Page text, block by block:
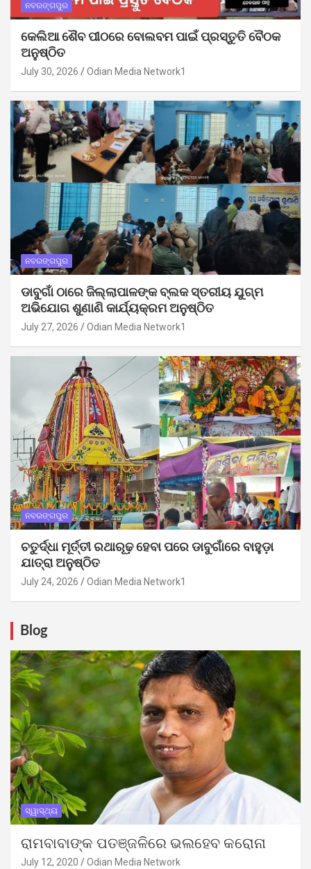
ନବରଙ୍ଗପୁର
କେଲିଆ ଶୈବ ପୀଠରେ ବୋଲବମ ପାଇଁ ପ୍ରସ୍ତୁତି ବୈଠକ
ଅନୁଷ୍ଠିତ
July 30, 2026 Odian Media Network1
ନବରଙ୍ଗପୁର
ଡାବୁଗାଁ ଠାରେ ଜିଲ୍ଲାପାଳଙ୍କ ବ୍ଲକ ସ୍ତରୀୟ ଯୁଗ୍ମ
ଅଭିଯୋଗ ଶୁଣାଣି କାର୍ଯ୍ୟକ୍ରମ ଅନୁଷ୍ଠିତ
July 27, 2026 Odian Media Network1
ନବରଙ୍ଗପୁର
ଚତୁର୍ଦ୍ଧା ମୂର୍ତ୍ତୀ ରଥାରୂଢ଼ ହେବା ପରେ ଡାବୁଗାଁରେ ବାହୁଡ଼ା
ଯାତ୍ରା ଅନୁଷ୍ଠିତ
July 24, 2026 Odian Media Network1
Blog
ସ୍ୱାସ୍ଥ୍ୟ
ରାମବାବାଙ୍କ ପତଞ୍ଜଳିରେ ଭଲହେବ କରୋନା
July 12, 2020 Odian Media Network